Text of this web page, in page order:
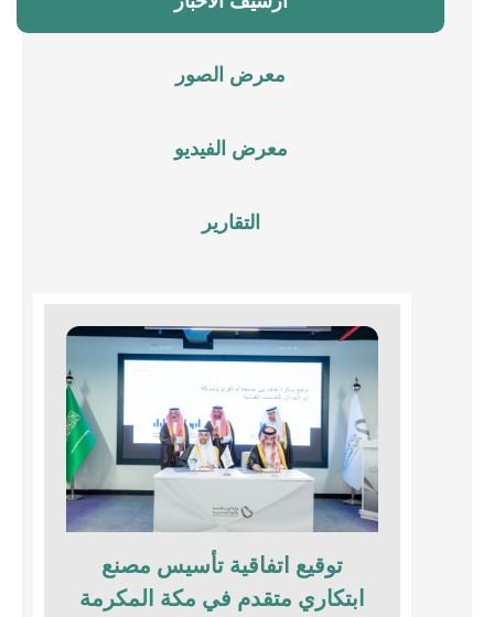
معرض الصور
معرض الفيديو
التقارير
توقيع اتفاقية تأسيس مصنع
ابتكاري متقدم في مكة المكرمة